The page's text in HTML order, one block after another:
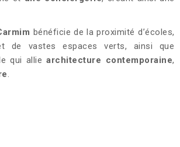
bénéficie de la proximité d’écoles,
de vastes espaces verts, ainsi que
qui alliearchitecture contemporaine,
.